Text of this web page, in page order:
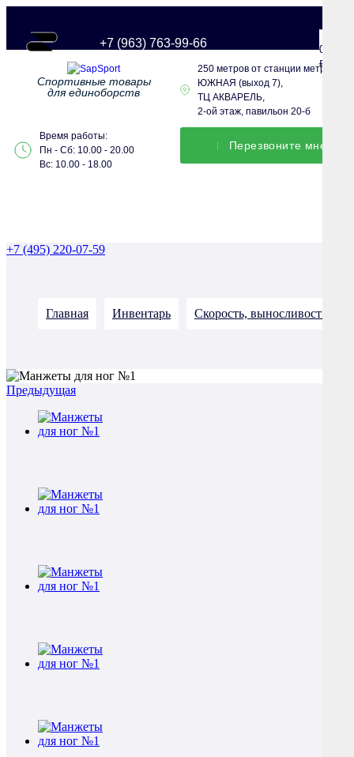
+7 (963) 763-99-66
0
₽
Спортивные товары
для единоборств
250 метров от станции метро
ЮЖНАЯ (выход 7),
ТЦ АКВАРЕЛЬ,
2-ой этаж, павильон 20-б
Время работы:
Пн - Сб: 10.00 - 20.00
Вс: 10.00 - 18.00
Перезвонитe мне
+7 (495) 220-07-59
Главная Инвентарь Скорость, выносливость,
Предыдущая